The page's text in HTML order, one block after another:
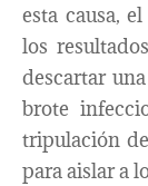
esta causa,
los
descartar
brote
tripulación
para aislar a